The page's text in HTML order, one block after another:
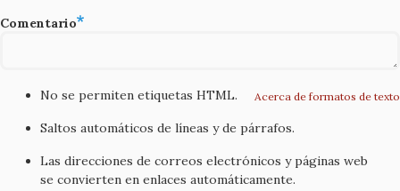
Comentario
Acerca de formatos de texto
No se permiten etiquetas HTML.
Saltos automáticos de líneas y de párrafos.
Las direcciones de correos electrónicos y páginas web
se convierten en enlaces automáticamente.